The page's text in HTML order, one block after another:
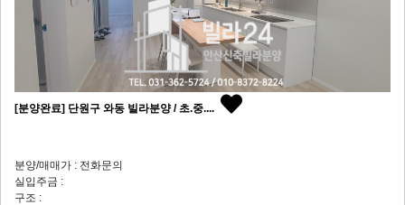
[분양완료] 단원구 와동 빌라분양 / 초.중....
분양/매매가 : 전화문의
실입주금 :
구조 :